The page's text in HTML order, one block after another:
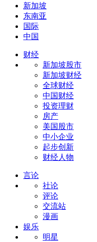
新加坡
东南亚
国际
中国
财经
新加坡股市
新加坡财经
全球财经
中国财经
投资理财
房产
美国股市
中小企业
起步创新
财经人物
言论
社论
评论
交流站
漫画
娱乐
明星